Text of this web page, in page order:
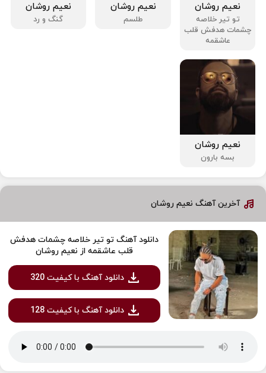
نعیم روشان
تو تیر خلاصه
چشمات هدفش قلب
عاشقمه
نعیم روشان
طلسم
نعیم روشان
گنگ‌ و رد
نعیم روشان
بسه بارون
آخرین آهنگ نعیم روشان
دانلود آهنگ تو تیر خلاصه چشمات هدفش
قلب عاشقمه از نعیم روشان
دانلود آهنگ با کیفیت 320
دانلود آهنگ با کیفیت 128